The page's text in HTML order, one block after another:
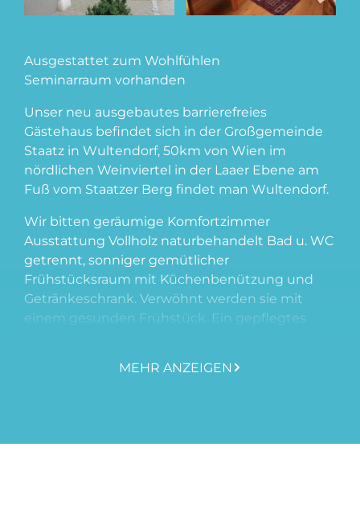
Ausgestattet zum Wohlfühlen
Seminarraum vorhanden
Unser neu ausgebautes barrierefreies
Gästehaus befindet sich in der Großgemeinde
Staatz in Wultendorf, 50km von Wien im
nördlichen Weinviertel in der Laaer Ebene am
Fuß vom Staatzer Berg findet man Wultendorf.
Wir bitten geräumige Komfortzimmer
Ausstattung Vollholz naturbehandelt Bad u. WC
getrennt, sonniger gemütlicher
Frühstücksraum mit Küchenbenützung und
Getränkeschrank. Verwöhnt werden sie mit
einem gesunden Frühstück. Ein gepflegtes
Terrasse, Laube, Tischtennis, Kinderspielplatz...
Senioren. Tennisplatz-Freibad-Reitmöglichkeit-
MEHR ANZEIGEN